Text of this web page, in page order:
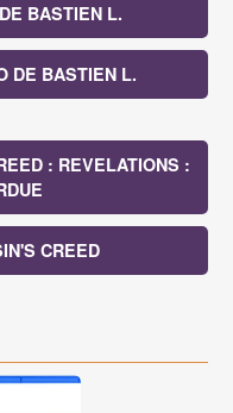
BASTIEN L.
DE BASTIEN L.
: REVELATIONS :
CREED